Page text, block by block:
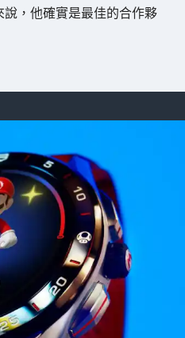
說，他確實是最佳的合作夥